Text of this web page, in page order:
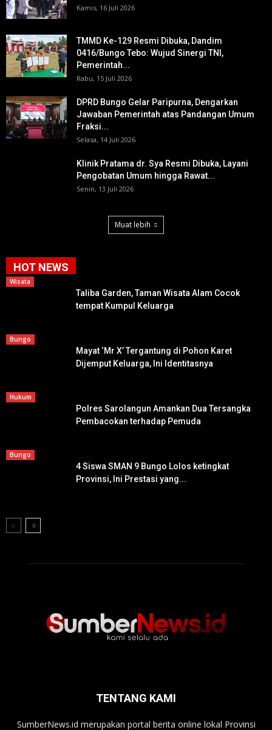
Kamis, 16 Juli 2026
TMMD Ke-129 Resmi Dibuka, Dandim
0416/Bungo Tebo: Wujud Sinergi TNI,
Pemerintah...
Rabu, 15 Juli 2026
DPRD Bungo Gelar Paripurna, Dengarkan
Jawaban Pemerintah atas Pandangan Umum
Fraksi...
Selasa, 14 Juli 2026
Klinik Pratama dr. Sya Resmi Dibuka, Layani
Pengobatan Umum hingga Rawat...
Senin, 13 Juli 2026
Muat lebih
HOT NEWS
Wisata
Taliba Garden, Taman Wisata Alam Cocok
tempat Kumpul Keluarga
Bungo
Mayat ‘Mr X’ Tergantung di Pohon Karet
Dijemput Keluarga, Ini Identitasnya
Hukum
Polres Sarolangun Amankan Dua Tersangka
Pembacokan terhadap Pemuda
Bungo
4 Siswa SMAN 9 Bungo Lolos ketingkat
Provinsi, Ini Prestasi yang...
TENTANG KAMI
SumberNews.id merupakan portal berita online lokal Provinsi